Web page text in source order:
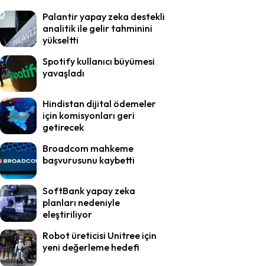
Palantir yapay zeka destekli
analitik ile gelir tahminini
yükseltti
Spotify kullanıcı büyümesi
yavaşladı
Hindistan dijital ödemeler
için komisyonları geri
getirecek
Broadcom mahkeme
başvurusunu kaybetti
SoftBank yapay zeka
planları nedeniyle
eleştiriliyor
Robot üreticisi Unitree için
yeni değerleme hedefi